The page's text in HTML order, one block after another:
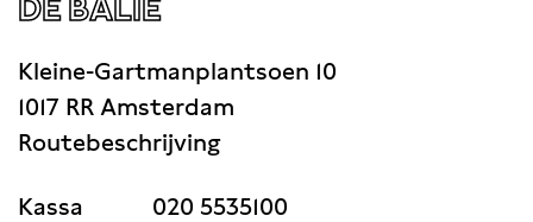
DE BALIE
Kleine-Gartmanplantsoen 10
1017 RR Amsterdam
Routebeschrijving
Kassa
020 5535100